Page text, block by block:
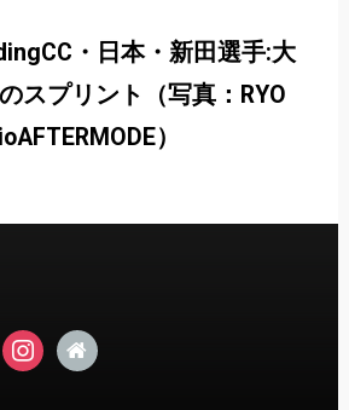
・日本・新田選手:大
スプリント（写真：RYO
）
instagram
home